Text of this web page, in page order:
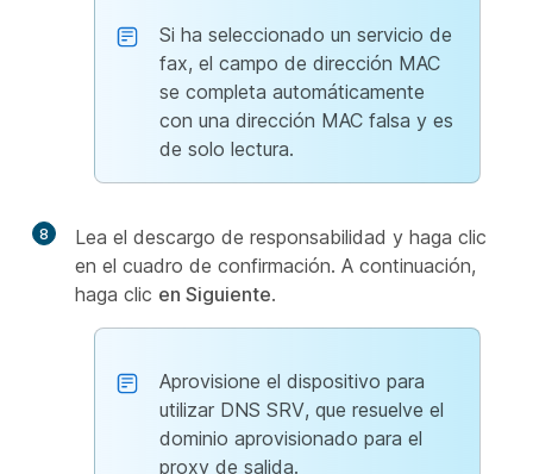
Si ha seleccionado un servicio de
fax, el campo de dirección MAC
se completa automáticamente
con una dirección MAC falsa y es
de solo lectura.
8
Lea el descargo de responsabilidad y haga clic
en el cuadro de confirmación. A continuación,
haga clic en Siguiente.
Aprovisione el dispositivo para
utilizar DNS SRV, que resuelve el
dominio aprovisionado para el
proxy de salida.